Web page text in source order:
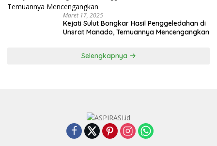
Maret 17, 2025
Kejati Sulut Bongkar Hasil Penggeledahan di
Unsrat Manado, Temuannya Mencengangkan
Selengkapnya